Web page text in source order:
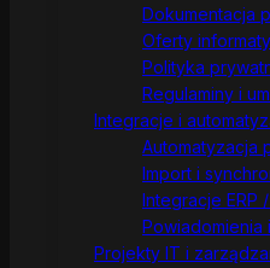
Dokumentacja
Oferty
Polityka
Regulaminy i
Integracje i
Automatyzacja
Import i
Integracje ERP
Powiadomienia
Projekty IT i